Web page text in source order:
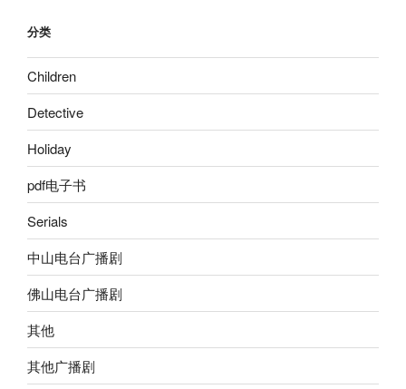
分类
Children
Detective
Holiday
pdf电子书
Serials
中山电台广播剧
佛山电台广播剧
其他
其他广播剧